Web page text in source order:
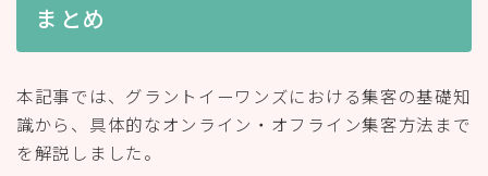
まとめ
本記事では、グラントイーワンズにおける集客の基礎知
識から、具体的なオンライン・オフライン集客方法まで
を解説しました。